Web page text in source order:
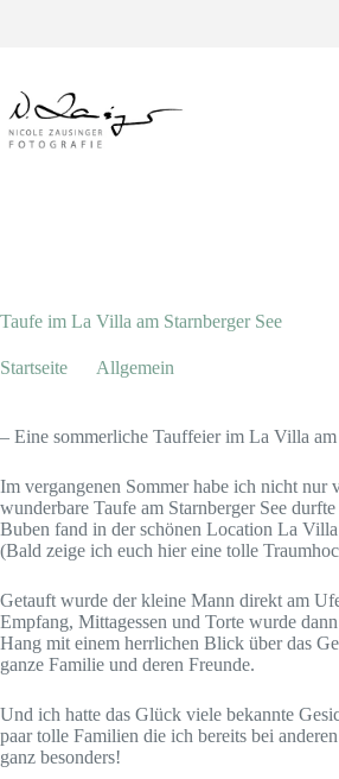
Taufe im La Villa am Starnberger See
Startseite Allgemein
– Eine sommerliche Tauffeier im La Villa am
Im vergangenen Sommer habe ich nicht nur
wunderbare Taufe am Starnberger See
Buben fand in der schönen Location La
(Bald zeige ich euch hier eine tolle
Getauft wurde der kleine Mann direkt am
Empfang, Mittagessen und Torte wurde
Hang mit einem herrlichen Blick über das
ganze Familie und deren Freunde.
Und ich hatte das Glück viele bekannte
paar tolle Familien die ich bereits bei
ganz besonders!